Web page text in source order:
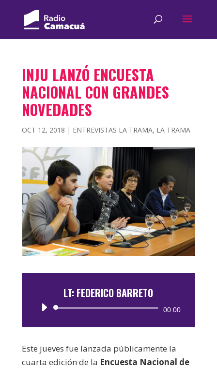
INJU LANZÓ ENCUESTA
NACIONAL CON GRANDES
NOVEDADES
OCT 12, 2018 | ENTREVISTAS LA TRAMA, LA TRAMA
LT: FEDERICO BARRETO
Reproductor
00:00
Este jueves fue lanzada públicamente la
cuarta edición de la Encuesta Nacional de